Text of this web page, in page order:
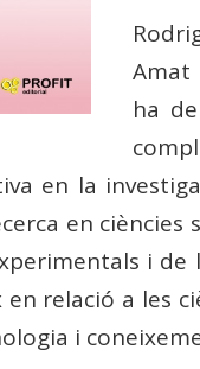
Amat
ha
en la
en
i
relació a les
i